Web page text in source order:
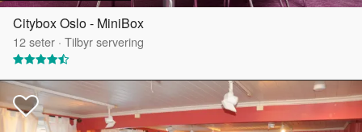
Citybox Oslo - MiniBox
12seter · Tilbyr servering